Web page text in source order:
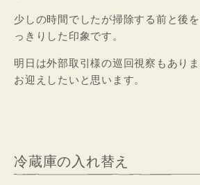
少しの時間でしたが掃除する前と後
っきりした印象です。
明日は外部取引様の巡回視察もあり
お迎えしたいと思います。
冷蔵庫の入れ替え